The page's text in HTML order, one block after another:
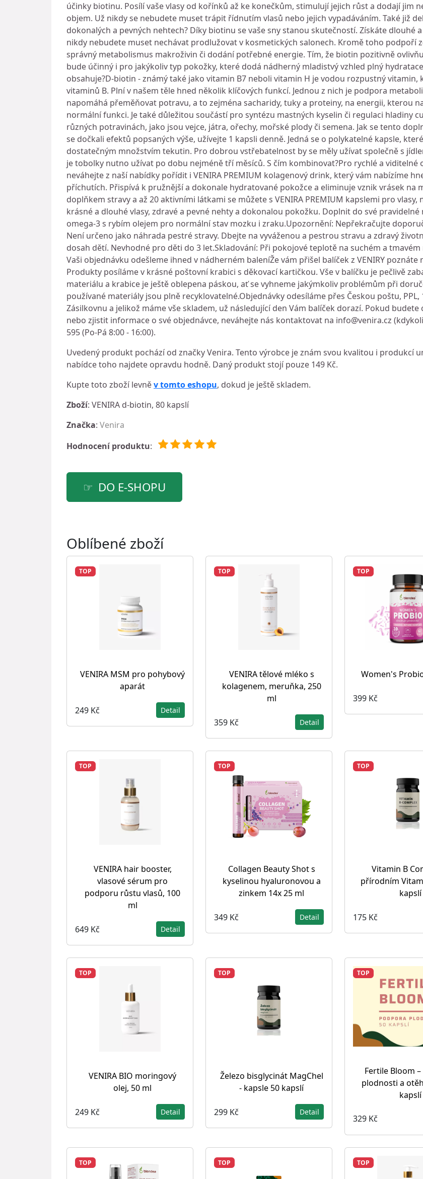
účinky biotinu. Posílí vaše vlasy od kořínků až ke konečkům, stimulují jejich růst a dodají jim
objem. Už nikdy se nebudete muset trápit řídnutím vlasů nebo jejich vypadáváním. Také již
dokonalých a pevných nehtech? Díky biotinu se vaše sny stanou skutečností. Získáte dlouhé
nikdy nebudete muset nechávat prodlužovat v kosmetických salonech. Kromě toho podpoří
správný metabolismus makroživin či dodání potřebné energie. Tím, že biotin pozitivně
bude účinný i pro jakýkoliv typ pokožky, které dodá nádherný mladistvý vzhled plný
obsahuje?D-biotin - známý také jako vitamin B7 neboli vitamin H je vodou rozpustný
vitaminů B. Plní v našem těle hned několik klíčových funkcí. Jednou z nich je podpora
napomáhá přeměňovat potravu, a to zejména sacharidy, tuky a proteiny, na energii, kterou
normální funkci. Je také důležitou součástí pro syntézu mastných kyselin či regulaci hladiny
různých potravinách, jako jsou vejce, játra, ořechy, mořské plody či semena. Jak se tento
se dočkali efektů popsaných výše, užívejte 1 kapsli denně. Jedná se o polykatelné kapsle,
dostatečným množstvím tekutin. Pro dobrou vstřebatelnost by se měly užívat společně s
je tobolky nutno užívat po dobu nejméně tří měsíců. S čím kombinovat?Pro rychlé a viditelné
neváhejte z naší nabídky pořídit i VENIRA PREMIUM kolagenový drink, který vám nabízíme
příchutích. Přispívá k pružnější a dokonale hydratované pokožce a eliminuje vznik vrásek na
doplňkem stravy a až 20 aktivními látkami se můžete s VENIRA PREMIUM kapslemi pro vlasy,
krásné a dlouhé vlasy, zdravé a pevné nehty a dokonalou pokožku. Doplnit do své pravidelné
omega-3 s rybím olejem pro normální stav mozku i zraku.Upozornění: Nepřekračujte
Není určeno jako náhrada pestré stravy. Dbejte na vyváženou a pestrou stravu a zdravý
dosah dětí. Nevhodné pro děti do 3 let.Skladování: Při pokojové teplotě na suchém a tmavém
Vaši objednávku odešleme ihned v nádherném baleníŽe vám přišel balíček z VENIRY poznáte
Produkty posíláme v krásné poštovní krabici s děkovací kartičkou. Vše v balíčku je pečlivě
materiálu a krabice je ještě oblepena páskou, ať se vyhneme jakýmkoliv problémům při
používané materiály jsou plně recyklovatelné.Objednávky odesíláme přes Českou poštu, PPL,
Zásilkovnu a jelikož máme vše skladem, už následující den Vám balíček dorazí. Pokud
nebo zjistit informace o své objednávce, neváhejte nás kontaktovat na info@venira.cz
595 (Po-Pá 8:00 - 16:00).
Uvedený produkt pochází od značky Venira. Tento výrobce je znám svou kvalitou i produkcí
nabídce toho najdete opravdu hodně. Daný produkt stojí pouze 149 Kč.
Kupte toto zboží levněv tomto eshopu, dokud je ještě skladem.
Zboží: VENIRA d-biotin, 80 kapslí
Značka: Venira
Hodnocení produktu:
DO E-SHOPU
Oblíbené zboží
TOP
VENIRA MSM pro pohybový
aparát
249 Kč Detail
TOP
VENIRA tělové mléko s
kolagenem, meruňka, 250
ml
359 Kč Detail
TOP
Women's
399 Kč
TOP
VENIRA hair booster,
vlasové sérum pro
podporu růstu vlasů, 100
ml
649 Kč Detail
TOP
Collagen Beauty Shot s
kyselinou hyaluronovou a
zinkem 14x 25 ml
349 Kč Detail
TOP
Vitamin B
přírodním
kapslí
175 Kč
TOP
VENIRA BIO moringový
olej, 50 ml
249 Kč Detail
TOP
Železo bisglycinát MagChel
- kapsle 50 kapslí
299 Kč Detail
TOP
Fertile Bloom
plodnosti a
kapslí
329 Kč
TOP TOP TOP